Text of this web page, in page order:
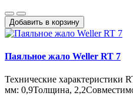
Добавить в корзину
Паяльное жало Weller RT 7
Технические
мм: 0,9Толщина,